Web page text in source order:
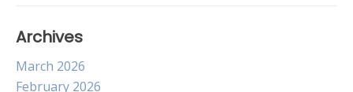
Archives
March 2026
February 2026